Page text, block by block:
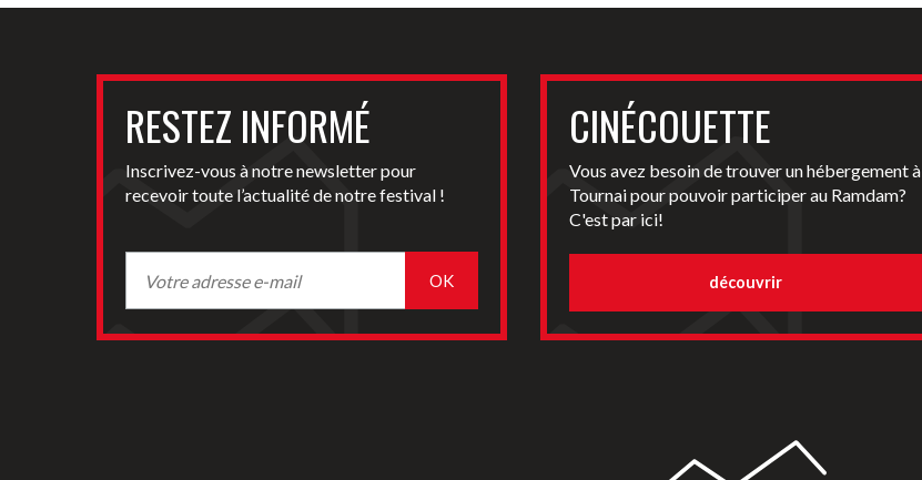
RESTEZ INFORMÉ
Inscrivez-vous à notre newsletter pour
recevoir toute l’actualité de notre festival !
CINÉCOUETTE
Vous avez besoin de trouver un hébergement à
Tournai pour pouvoir participer au Ramdam?
C'est par ici!
découvrir